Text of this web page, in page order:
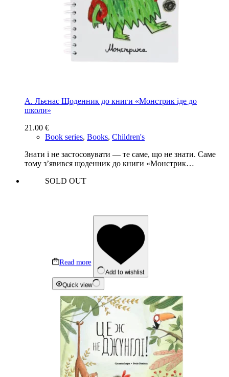
А. Льєнас Щоденник до книги «Монстрик іде до
школи»
21.00 €
Book series, Books, Children's
Знати і не застосовувати — те саме, що не знати. Саме
тому з’явився щоденник до книги «Монстрик…
SOLD OUT
Read more
Add to wishlist
Quick view